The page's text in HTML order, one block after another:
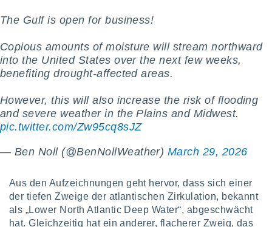
Adressen
Einige
dem Sie
dies zu
Sie Ihre
The Gulf is open for business!
Copious amounts of moisture will stream northward
into the United States over the next few weeks,
benefiting drought-affected areas.
However, this will also increase the risk of flooding
and severe weather in the Plains and Midwest.
pic.twitter.com/Zw95cq8sJZ
— Ben Noll (@BenNollWeather) March 29, 2026
Aus den Aufzeichnungen geht hervor, dass sich einer
der tiefen Zweige der atlantischen Zirkulation, bekannt
als „Lower North Atlantic Deep Water“, abgeschwächt
hat. Gleichzeitig hat ein anderer, flacherer Zweig, das